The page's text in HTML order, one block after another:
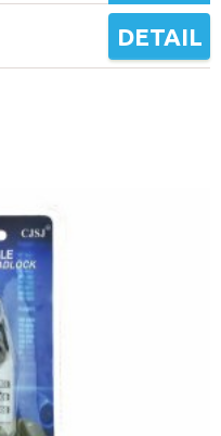
DETAIL